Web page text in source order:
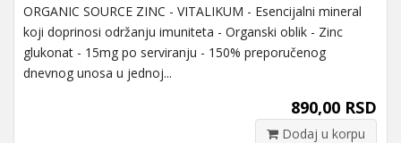
ORGANIC SOURCE ZINC - VITALIKUM - Esencijalni mineral
koji doprinosi održanju imuniteta - Organski oblik - Zinc
glukonat - 15mg po serviranju - 150% preporučenog
dnevnog unosa u jednoj...
890,00 RSD
Dodaj u korpu